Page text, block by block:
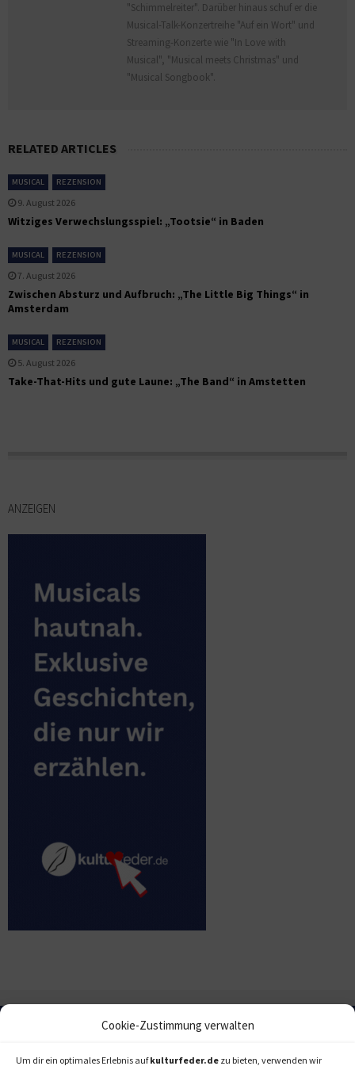
Cookie-Zustimmung verwalten
Um dir ein optimales Erlebnis aufkulturfeder.de zu bieten, verwenden wir
"Schimmelreiter". Darüber hinaus schuf er die
Musical-Talk-Konzertreihe "Auf ein Wort" und
Streaming-Konzerte wie "In Love with
Musical", "Musical meets Christmas" und
"Musical Songbook".
RELATED ARTICLES
MUSICAL REZENSION
9. August 2026
Witziges Verwechslungsspiel: „Tootsie“ in Baden
MUSICAL REZENSION
7. August 2026
Zwischen Absturz und Aufbruch: „The Little Big Things“ in
Amsterdam
MUSICAL REZENSION
5. August 2026
Take-That-Hits und gute Laune: „The Band“ in Amstetten
ANZEIGEN